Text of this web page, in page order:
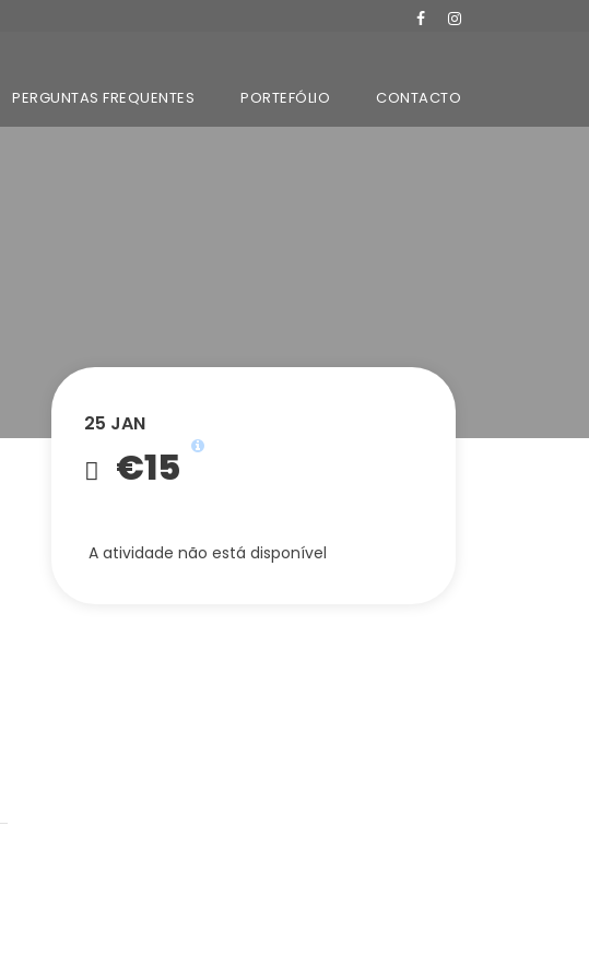
PERGUNTAS FREQUENTES PORTEFÓLIO CONTACTO
25 JAN
€15
A atividade não está disponível